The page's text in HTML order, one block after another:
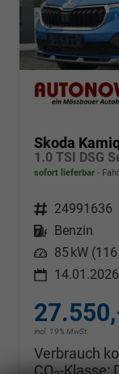
Skoda
sofort lieferbar
Fahrzeugnr. 24991636
Kraftstoff
Benzin
Leistung 85 kW (116
14.01.2026
incl. 19% MwSt.
Verbrauch
CO -Klasse: